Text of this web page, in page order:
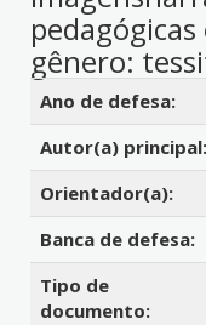
gênero:
Detalhes
Ano de defesa:
Autor(a) principal:
Orientador(a):
Banca de defesa:
Tipo de
documento: